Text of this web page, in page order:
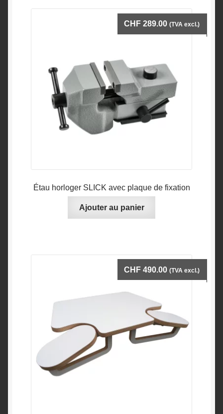
Étau horloger SLICK avec plaque de fixation
CHF 289.00 (TVA excl.)
Ajouter au panier
CHF 490.00 (TVA excl.)